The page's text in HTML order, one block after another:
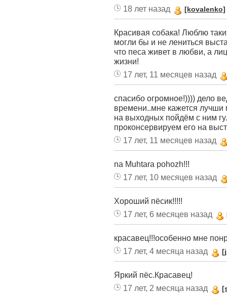
18 лет назад [kovalenko]
Красивая собака! Люблю
могли бы и не лениться
что песа живет в любви, а
жизни!
17 лет, 11 месяцев назад
спасибо огромное!)))) дело
времени..мне кажется
на выходных пойдём с ним
проконсервируем его на
17 лет, 11 месяцев назад
na Muhtara pohozh!!!
17 лет, 10 месяцев назад
Хороший пёсик!!!!!
17 лет, 6 месяцев назад
красавец!!!особенно мне
17 лет, 4 месяца назад
Яркий пёс.Красавец!
17 лет, 2 месяца назад